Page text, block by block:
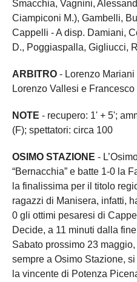
Smacchia, Vagnini,
Ciampiconi M.), Gambelli,
Cappelli - A disp. Damiani,
D., Poggiaspalla, Gigliucci,
ARBITRO - Lorenzo
Lorenzo Vallesi e
NOTE - recupero: 1' + 5';
(F); spettatori: circa 100
OSIMO STAZIONE -
“Bernacchia” e batte 1-0 la
la finalissima per il titolo
ragazzi di Manisera, infatti,
0 gli ottimi pesaresi di
Decide, a 11 minuti dalla
Sabato prossimo 23
sempre a Osimo Stazione,
la vincente di Potenza